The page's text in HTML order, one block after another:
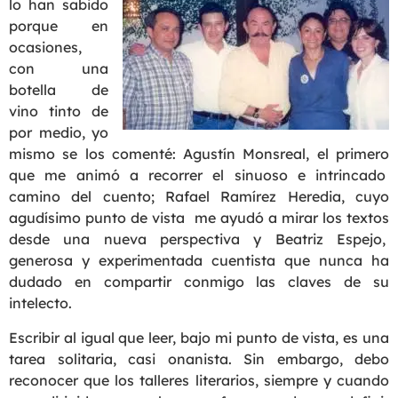
lo han sabido
porque en
ocasiones,
con una
botella de
vino tinto de
por medio, yo
mismo se los comenté: Agustín Monsreal, el primero
que me animó a recorrer el sinuoso e intrincado
camino del cuento; Rafael Ramírez Heredia, cuyo
agudísimo punto de vista me ayudó a mirar los textos
desde una nueva perspectiva y Beatriz Espejo,
generosa y experimentada cuentista que nunca ha
dudado en compartir conmigo las claves de su
intelecto.
Escribir al igual que leer, bajo mi punto de vista, es una
tarea solitaria, casi onanista. Sin embargo, debo
reconocer que los talleres literarios, siempre y cuando